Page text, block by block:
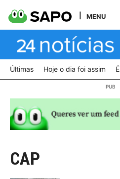
MENU
Últimas Hoje o dia foi assim
CAP